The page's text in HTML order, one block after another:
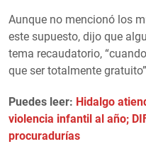
Aunque no mencionó los
este supuesto, dijo que
tema recaudatorio,
que ser totalmente
Puedes leer: Hidalgo
violencia infantil al año;
procuradurías